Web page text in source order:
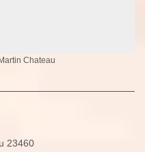
Chateau
23460